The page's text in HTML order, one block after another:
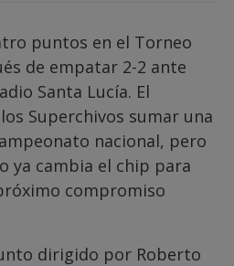
puntos en el Torneo
de empatar 2-2 ante
Santa Lucía. El
Superchivos sumar una
nacional, pero
ya cambia el chip para
compromiso
dirigido por Roberto